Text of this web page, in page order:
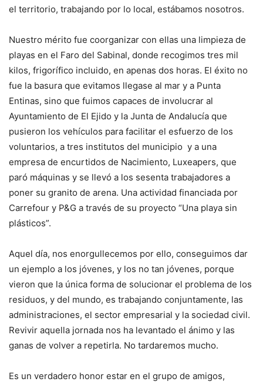
el territorio, trabajando por lo local, estábamos nosotros.
Nuestro mérito fue coorganizar con ellas una limpieza de
playas en el Faro del Sabinal, donde recogimos tres mil
kilos, frigorífico incluido, en apenas dos horas. El éxito no
fue la basura que evitamos llegase al mar y a Punta
Entinas, sino que fuimos capaces de involucrar al
Ayuntamiento de El Ejido y la Junta de Andalucía que
pusieron los vehículos para facilitar el esfuerzo de los
voluntarios, a tres institutos del municipio y a una
empresa de encurtidos de Nacimiento, Luxeapers, que
paró máquinas y se llevó a los sesenta trabajadores a
poner su granito de arena. Una actividad financiada por
Carrefour y P&G a través de su proyecto “Una playa sin
plásticos”.
Aquel día, nos enorgullecemos por ello, conseguimos dar
un ejemplo a los jóvenes, y los no tan jóvenes, porque
vieron que la única forma de solucionar el problema de los
residuos, y del mundo, es trabajando conjuntamente, las
administraciones, el sector empresarial y la sociedad civil.
Revivir aquella jornada nos ha levantado el ánimo y las
ganas de volver a repetirla. No tardaremos mucho.
Es un verdadero honor estar en el grupo de amigos,